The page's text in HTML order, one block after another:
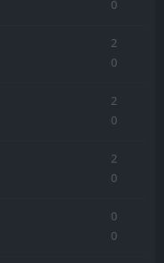
0
2
0
2
0
2
0
0
0